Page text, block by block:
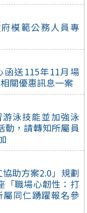
模範公務人員專
送115年11月場
關優惠訊息一案
泳技能並加強泳
動，請轉知所屬員
助方案2.0」規劃
「職場心韌性：打
同仁踴躍報名參